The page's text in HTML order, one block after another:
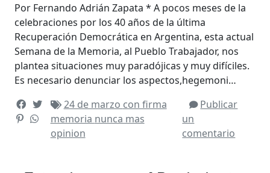
Por Fernando Adrián Zapata * A pocos meses de la
celebraciones por los 40 años de la última
Recuperación Democrática en Argentina, esta actual
Semana de la Memoria, al Pueblo Trabajador, nos
plantea situaciones muy paradójicas y muy difíciles.
Es necesario denunciar los aspectos,hegemoni…
24 de marzo con firma
memoria nunca mas
opinion
Publicar
un
comentario